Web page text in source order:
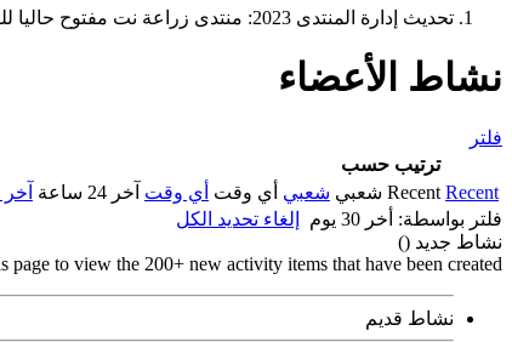
تحديث إدارة المنتدى 2023: منتدى زراعة نت مفتوح حاليا للقراءة فقط، ولا يقبل مشاركات جديدة. يمكنكم استخدام الشريط الظاهر أعلاه للبحث في كافة مواضيع المدوّنة والمنتدى.
نشاط الأعضاء
فلتر
ترتيب حسب
Recent Recent شعبي شعبي أي وقت أي وقت آخر 24 ساعة آخر 24 ساعة
فلتر بواسطة: أخر 30 يوم
إلغاء تحديد الكل
نشاط جديد ()
page to view the 200+ new activity items that have been created.
نشاط قديم